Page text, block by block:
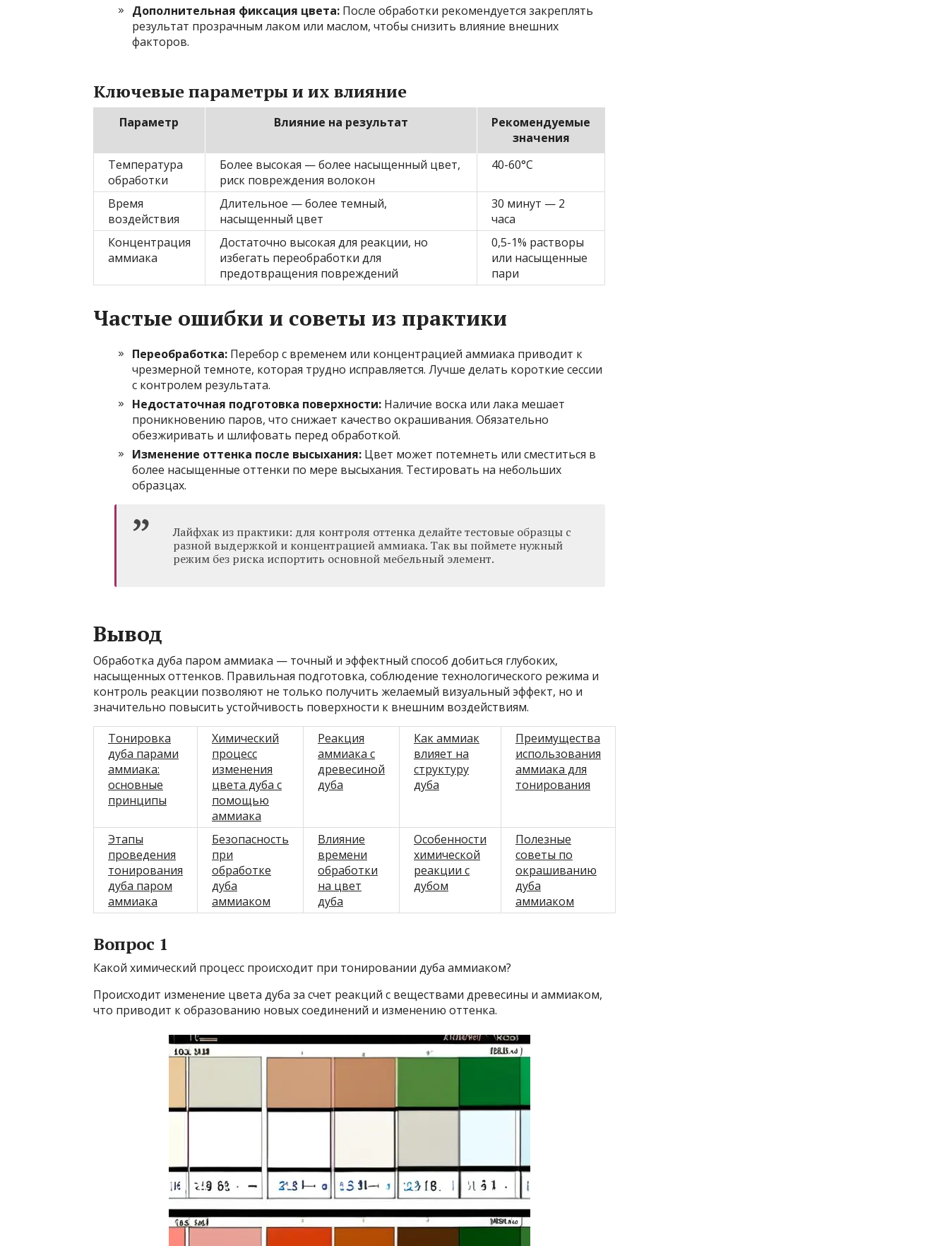
Дополнительная фиксация цвета: После обработки рекомендуется закреплять
результат прозрачным лаком или маслом, чтобы снизить влияние внешних
факторов.
Ключевые параметры и их влияние
Параметр Влияние на результат
Рекомендуемые
значения
Температура
обработки
Более высокая — более насыщенный цвет,
риск повреждения волокон
40-60°C
Время
воздействия
Длительное — более темный,
насыщенный цвет
30 минут — 2
часа
Концентрация
аммиака
Достаточно высокая для реакции, но
избегать переобработки для
предотвращения повреждений
0,5-1% растворы
или насыщенные
пари
Частые ошибки и советы из практики
Переобработка: Перебор с временем или концентрацией аммиака приводит к
чрезмерной темноте, которая трудно исправляется. Лучше делать короткие сессии
с контролем результата.
Недостаточная подготовка поверхности: Наличие воска или лака мешает
проникновению паров, что снижает качество окрашивания. Обязательно
обезжиривать и шлифовать перед обработкой.
Изменение оттенка после высыхания: Цвет может потемнеть или сместиться в
более насыщенные оттенки по мере высыхания. Тестировать на небольших
образцах.
Лайфхак из практики: для контроля оттенка делайте тестовые образцы с
разной выдержкой и концентрацией аммиака. Так вы поймете нужный
режим без риска испортить основной мебельный элемент.
Вывод
Обработка дуба паром аммиака — точный и эффектный способ добиться глубоких,
насыщенных оттенков. Правильная подготовка, соблюдение технологического режима и
контроль реакции позволяют не только получить желаемый визуальный эффект, но и
значительно повысить устойчивость поверхности к внешним воздействиям.
Тонировка
дуба парами
аммиака:
основные
принципы
Химический
процесс
изменения
цвета дуба с
помощью
аммиака
Реакция
аммиака с
древесиной
дуба
Как аммиак
влияет на
структуру
дуба
Преимущества
использования
аммиака для
тонирования
Этапы
проведения
тонирования
дуба паром
аммиака
Безопасность
при
обработке
дуба
аммиаком
Влияние
времени
обработки
на цвет
дуба
Особенности
химической
реакции с
дубом
Полезные
советы по
окрашиванию
дуба
аммиаком
Вопрос 1
Какой химический процесс происходит при тонировании дуба аммиаком?
Происходит изменение цвета дуба за счет реакций с веществами древесины и аммиаком,
что приводит к образованию новых соединений и изменению оттенка.